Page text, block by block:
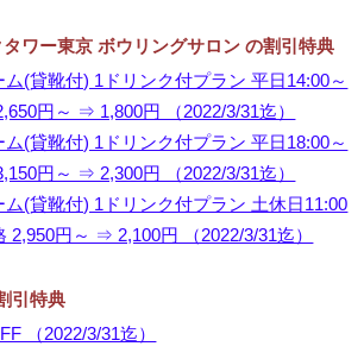
ワー東京 ボウリングサロン の割引特典
(貸靴付) 1ドリンク付プラン 平日14:00～
円～ ⇒ 1,800円 （2022/3/31迄）
(貸靴付) 1ドリンク付プラン 平日18:00～
円～ ⇒ 2,300円 （2022/3/31迄）
ム(貸靴付) 1ドリンク付プラン 土休日11:00
2,950円～ ⇒ 2,100円 （2022/3/31迄）
引特典
（2022/3/31迄）